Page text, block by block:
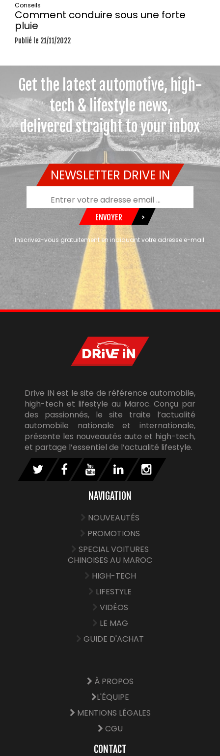
Conseils
Comment conduire sous une forte
pluie
Publié le 21/11/2022
Get the latest automotive, high-
tech & lifestyle news,
delivered straight to your inbox
NEWSLETTER DRIVE IN
ENVOYER >
Inscrivez-vous gratuitement en indiquant votre adresse e-mail.
Drive IN est le site de référence automobile,
high-tech et lifestyle au Maroc. Conçu par
des passionnés, le site traite l’actualité
automobile nationale et internationale,
présente les nouveautés auto et high-tech,
et partage l’essentiel de l’actualité lifestyle.
NAVIGATION
NOUVEAUTÉS
PROMOTIONS
SPECIAL VOITURES
CHINOISES AU MAROC
HIGH-TECH
LIFESTYLE
VIDÉOS
LE MAG
GUIDE D'ACHAT
À PROPOS
L'ÉQUIPE
MENTIONS LÉGALES
CGU
CONTACT